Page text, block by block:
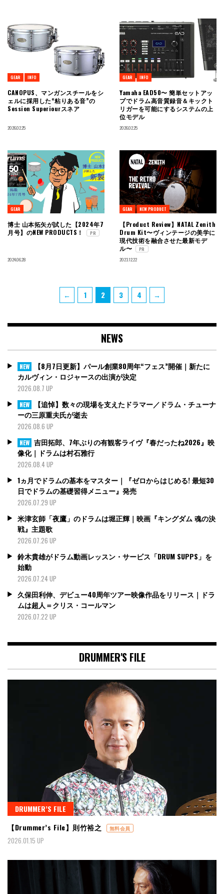
GEAR INFO
CANOPUS、マンガンスチールをシ
ェルに採用した“粘りある音”の
Session Superiourスネア
2026.02.25
GEAR INFO
Yamaha EAD50〜 簡単セットアッ
プでドラム高音質録音＆キックト
リガーを可能にするシステムの上
位モデル
2026.02.25
GEAR
博士 山本拓矢が試した【2024年7
月号】のNEW PRODUCTS！
PR
2024.06.28
GEAR NEW PRODUCT
【Product Review】NATAL Zenith
Drum Kit〜ヴィンテージの美学に
現代技術を融合させた最新モデ
ル〜
PR
2023.12.22
← Page
1 Page
2 Page
3 Page
4 →
NEWS
NEW
【8月7日更新】パール創業80周年“フェス”開催｜新たに
カルヴィン・ロジャースの出演が決定
2026.08.7 UP
NEW
【追悼】数々の現場を支えたドラマー／ドラム・チューナ
ーの三原重夫氏が逝去
2026.08.6 UP
NEW 吉田拓郎、7年ぶりの有観客ライヴ『春だったね2026』映
像化｜ドラムは村石雅行
2026.08.4 UP
1ヵ月でドラムの基本をマスター｜『ゼロからはじめる! 最短30
日でドラムの基礎習得メニュー』発売
2026.07.29 UP
米津玄師「夜鷹」のドラムは堀正輝｜映画『キングダム 魂の決
戦』主題歌
2026.07.26 UP
鈴木貴雄がドラム動画レッスン・サービス「DRUM SUPPS」を
始動
2026.07.24 UP
久保田利伸、デビュー40周年ツアー映像作品をリリース｜ドラ
ムは超人＝クリス・コールマン
2026.07.22 UP
DRUMMER'S FILE
DRUMMER’S FILE
【Drummer’s File】則竹裕之
無料会員
2026.01.15 UP